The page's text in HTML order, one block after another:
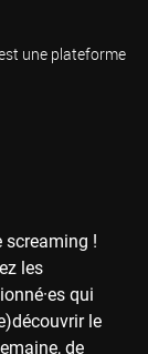
une plateforme
screaming !
les
qui
le
de